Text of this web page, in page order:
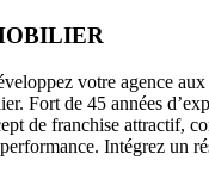
votre agence aux
Fort de 45 années
de franchise attractif,
Intégrez un